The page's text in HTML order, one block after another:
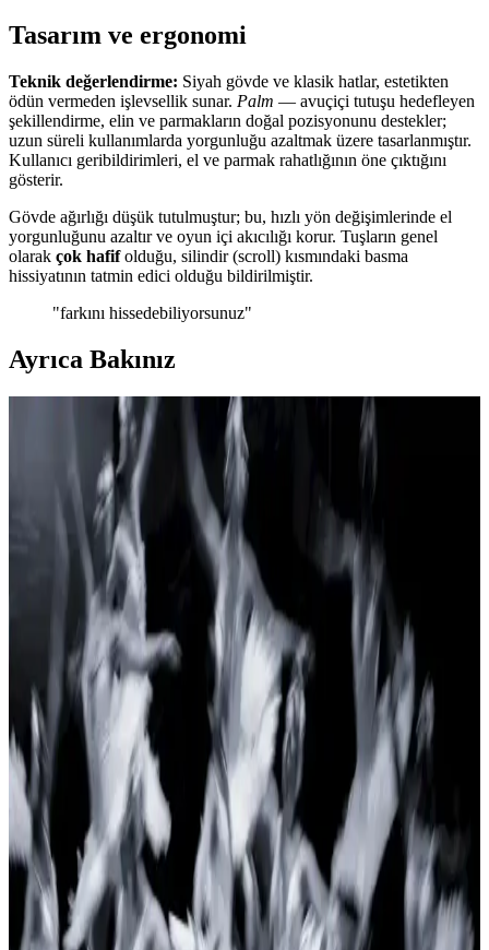
Tasarım ve ergonomi
Teknik değerlendirme: Siyah gövde ve klasik hatlar, estetikten
ödün vermeden işlevsellik sunar. Palm — avuçiçi tutuşu hedefleyen
şekillendirme, elin ve parmakların doğal pozisyonunu destekler;
uzun süreli kullanımlarda yorgunluğu azaltmak üzere tasarlanmıştır.
Kullanıcı geribildirimleri, el ve parmak rahatlığının öne çıktığını
gösterir.
Gövde ağırlığı düşük tutulmuştur; bu, hızlı yön değişimlerinde el
yorgunluğunu azaltır ve oyun içi akıcılığı korur. Tuşların genel
olarak çok hafifolduğu, silindir (scroll) kısmındaki basma
hissiyatının tatmin edici olduğu bildirilmiştir.
"farkını hissedebiliyorsunuz"
Ayrıca Bakınız
Razer Blade 14 (2025) İncelemesi: Tasarım,
Trackpad ve Teknik Sorunlar Üzerine Detaylı Analiz
Razer Blade 14 (2025) ince ve şık tasarımına rağmen trackpad,
batarya ve teknik destek sorunlarıyla kullanıcı deneyiminde sıkıntılar
yaşatıyor. Bu makalede detaylı sorun analizi sunuluyor.
Everest Mk7 ve RAZER Ornata V3 X
Karşılaştırması: Hangi Oyuncu Klavyesi Sizin İçin
Everest Mk7 ve RAZER Ornata V3 X, farklı teknolojiler ve
özelliklerle öne çıkan oyuncu klavyeleri. Everest Mk7 mekanik
tuşlar ve RGB aydınlatma sunarken, RAZER sessiz ve su geçirmez
tasarımıyla dikkat çekiyor. Hangi klavye sizin ihtiyaçlarınıza uygun?
Logitech G G305 LIGHTSPEED ve Razer Basilisk
V3 Karşılaştırması: Performans ve Özellikler Analizi
Logitech G G305 LIGHTSPEED ve Razer Basilisk V3'ün
performans, tasarım ve özelliklerini karşılaştırıyoruz. Hangi fare
sizin oyun tarzınıza uygun? Detaylar ve kullanıcı yorumlarıyla
kararınızı kolaylaştırıyoruz.
Corsair Void RGB Elite ve Razer Barracuda X